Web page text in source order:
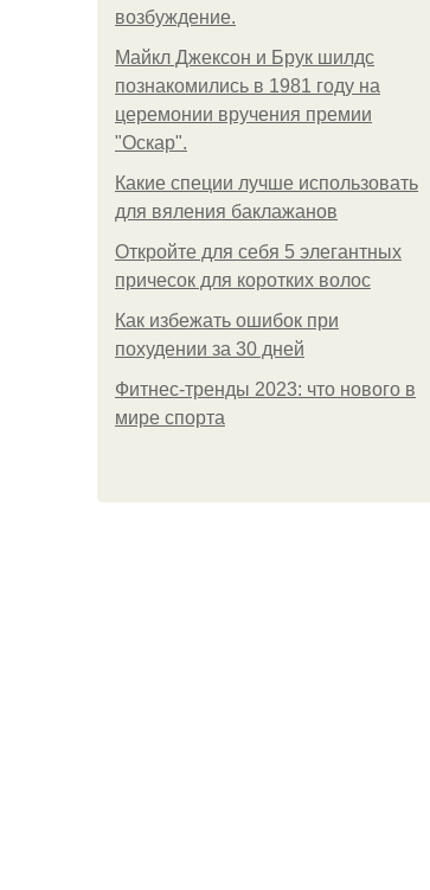
возбуждение.
Майкл Джексон и Брук шилдс
познакомились в 1981 году на
церемонии вручения премии
"Оскар".
Какие специи лучше использовать
для вяления баклажанов
Откройте для себя 5 элегантных
причесок для коротких волос
Как избежать ошибок при
похудении за 30 дней
Фитнес-тренды 2023: что нового в
мире спорта